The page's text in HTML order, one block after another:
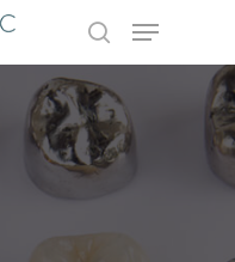
Menu